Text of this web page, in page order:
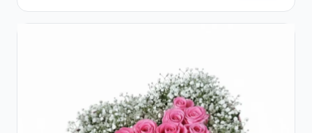
Crizanteme și Trandafiri